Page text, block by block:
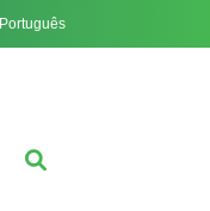
Português